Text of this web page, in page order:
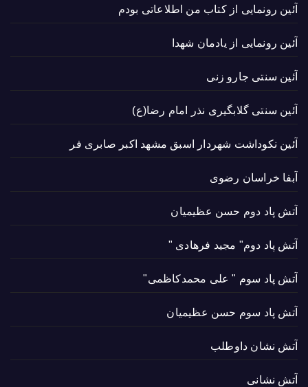
آئین رونمایی از کتاب من اطلاعاتی بودم
آئین رونمایی از یادمان شهدا
آئین سنتی جارو زنی
آئین سنتی گلابگیری نذر امام رضا(ع)
آئین نکوداشت شهردار اسبق مشهد اکبر صابری فر
آبفا خراسان رضوی
آتش پاد دوم حسن عظیمیان
آتش پاد دوم" مجید فرهادی "
آتش پاد سوم " علی محمدکاظمی"
آتش پاد سوم حسن عظیمیان
آتش نشان داوطلب
آتش نشانی